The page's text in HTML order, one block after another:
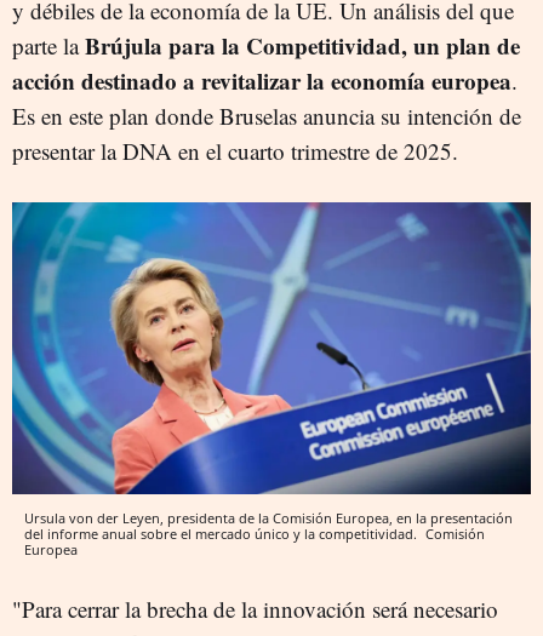
y débiles de la economía de la UE. Un análisis del que
parte laBrújula para la Competitividad, un plan de
acción destinado a revitalizar la economía europea.
Es en este plan donde Bruselas anuncia su intención de
presentar la DNA en el cuarto trimestre de 2025.
Ursula von der Leyen, presidenta de la Comisión Europea, en la presentación
del informe anual sobre el mercado único y la competitividad. Comisión
Europea
"Para cerrar la brecha de la innovación será necesario